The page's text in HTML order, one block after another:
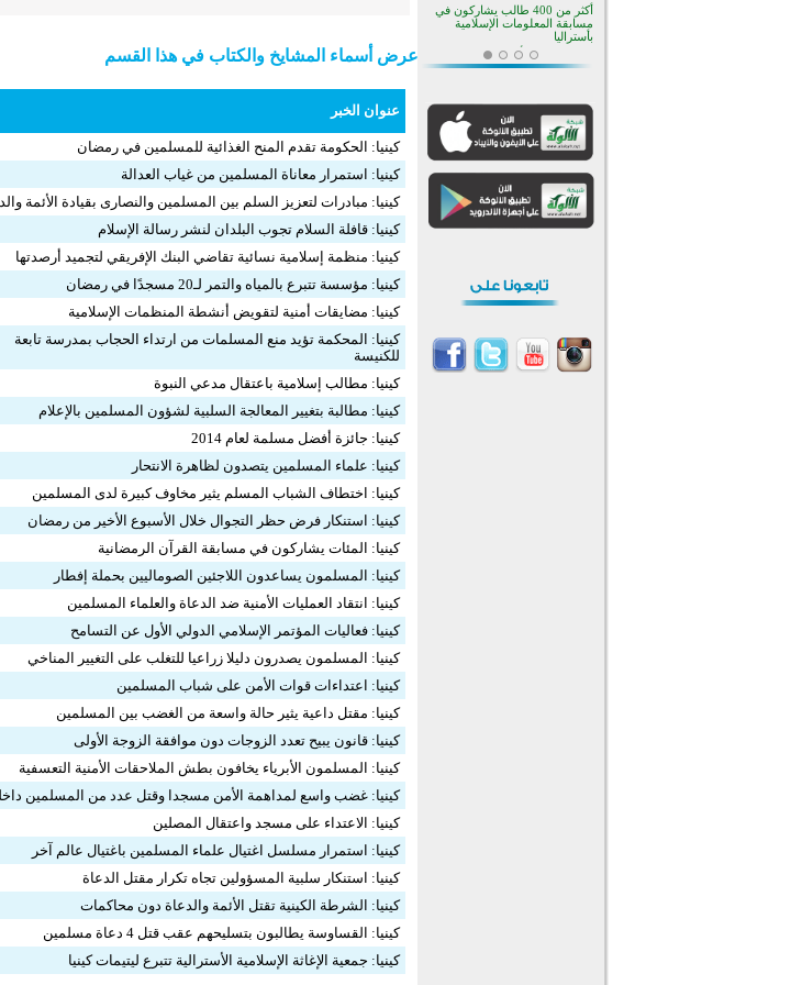
عرض أسماء المشايخ والكتاب في هذا القسم
عنوان الخبر
كينيا: الحكومة تقدم المنح الغذائية للمسلمين في رمضان
كينيا: استمرار معاناة المسلمين من غياب العدالة
كينيا: مبادرات لتعزيز السلم بين المسلمين والنصارى بقيادة الأئمة
كينيا: قافلة السلام تجوب البلدان لنشر رسالة الإسلام
كينيا: منظمة إسلامية نسائية تقاضي البنك الإفريقي لتجميد أرصدتها
كينيا: مؤسسة تتبرع بالمياه والتمر لـ20 مسجدًا في رمضان
كينيا: مضايقات أمنية لتقويض أنشطة المنظمات الإسلامية
كينيا: المحكمة تؤيد منع المسلمات من ارتداء الحجاب بمدرسة تابعة
للكنيسة
كينيا: مطالب إسلامية باعتقال مدعي النبوة
كينيا: مطالبة بتغيير المعالجة السلبية لشؤون المسلمين بالإعلام
كينيا: جائزة أفضل مسلمة لعام 2014
كينيا: علماء المسلمين يتصدون لظاهرة الانتحار
كينيا: اختطاف الشباب المسلم يثير مخاوف كبيرة لدى المسلمين
كينيا: استنكار فرض حظر التجوال خلال الأسبوع الأخير من رمضان
كينيا: المئات يشاركون في مسابقة القرآن الرمضانية
كينيا: المسلمون يساعدون اللاجئين الصوماليين بحملة إفطار
كينيا: انتقاد العمليات الأمنية ضد الدعاة والعلماء المسلمين
كينيا: فعاليات المؤتمر الإسلامي الدولي الأول عن التسامح
كينيا: المسلمون يصدرون دليلا زراعيا للتغلب على التغيير المناخي
كينيا: اعتداءات قوات الأمن على شباب المسلمين
كينيا: مقتل داعية يثير حالة واسعة من الغضب بين المسلمين
كينيا: قانون يبيح تعدد الزوجات دون موافقة الزوجة الأولى
كينيا: المسلمون الأبرياء يخافون بطش الملاحقات الأمنية التعسفية
كينيا: غضب واسع لمداهمة الأمن مسجدا وقتل عدد من المسلمين
كينيا: الاعتداء على مسجد واعتقال المصلين
كينيا: استمرار مسلسل اغتيال علماء المسلمين باغتيال عالم آخر
كينيا: استنكار سلبية المسؤولين تجاه تكرار مقتل الدعاة
كينيا: الشرطة الكينية تقتل الأئمة والدعاة دون محاكمات
كينيا: القساوسة يطالبون بتسليحهم عقب قتل 4 دعاة مسلمين
كينيا: جمعية الإغاثة الإسلامية الأسترالية تتبرع ليتيمات كينيا
أكثر من 400 طالب يشاركون في
مسابقة المعلومات الإسلامية
بأستراليا
افتتاح تاريخي لأول مسجد في بلييفليا
بالجبل الأسود منذ أكثر من قرن
مسجد جديد في أجواء إيمانية مميزة
أكبر مشروع إسلامي في ريف
أستراليا يفتتح أبوابه بعد سنوات من
القرآن والتربية في صدارة البرامج
الصيفية للمسلمين في بينزا
وساراتوف وموردوفيا هذا العام
اختتام الدورة التاسعة لمسابقة حفظ
القيم وبناء الشخصية للشباب
المسلمين
أكثر من 400 طالب يشاركون في
مسابقة المعلومات الإسلامية